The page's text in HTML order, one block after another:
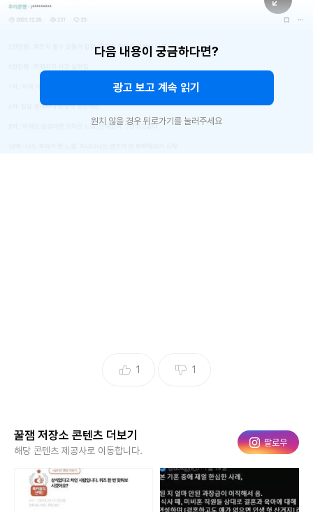
다음 내용이 궁금하다면?
광고 보고 계속 읽기
원치 않을 경우 뒤로가기를 눌러주세요
1 1
꿀잼 저장소 콘텐츠 더보기
해당 콘텐츠 제공사로 이동합니다.
팔로우